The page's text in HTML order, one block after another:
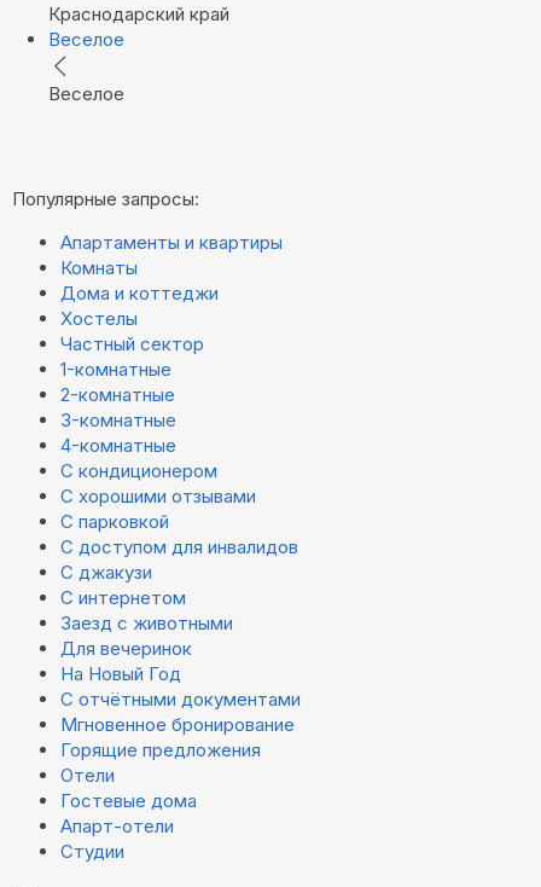
Краснодарский край
Веселое
Веселое
Популярные запросы:
Апартаменты и квартиры
Комнаты
Дома и коттеджи
Хостелы
Частный сектор
1-комнатные
2-комнатные
3-комнатные
4-комнатные
С кондиционером
С хорошими отзывами
С парковкой
С доступом для инвалидов
С джакузи
С интернетом
Заезд с животными
Для вечеринок
На Новый Год
С отчётными документами
Мгновенное бронирование
Горящие предложения
Отели
Гостевые дома
Апарт-отели
Студии